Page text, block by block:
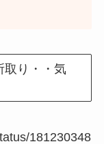
取り・・気
181230348